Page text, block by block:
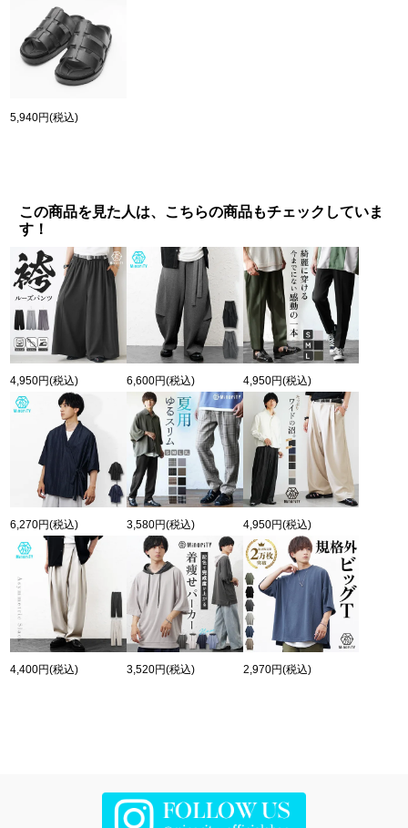
5,940円(税込)
この商品を見た人は、こちらの商品もチェックしていま
す！
4,950円(税込) 6,600円(税込) 4,950円(税込)
6,270円(税込) 3,580円(税込) 4,950円(税込)
4,400円(税込) 3,520円(税込) 2,970円(税込)